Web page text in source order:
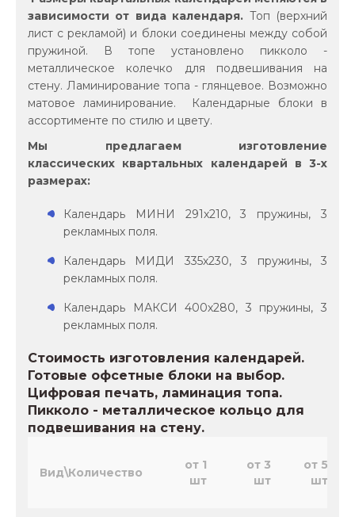
зависимости от вида календаря. Топ (верхний
лист с рекламой) и блоки соединены между собой
пружиной. В топе установлено пикколо -
металлическое колечко для подвешивания на
стену. Ламинирование топа - глянцевое. Возможно
матовое ламинирование. Календарные блоки в
ассортименте по стилю и цвету.
Мы предлагаем изготовление
классических квартальных календарей в 3-х
размерах:
Календарь МИНИ 291х210, 3 пружины, 3
рекламных поля.
Календарь МИДИ 335х230, 3 пружины, 3
рекламных поля.
Календарь МАКСИ 400х280, 3 пружины, 3
рекламных поля.
Стоимость изготовления календарей.
Готовые офсетные блоки на выбор.
Цифровая печать, ламинация топа.
Пикколо - металлическое кольцо для
подвешивания на стену.
Вид\Количество
от 1
шт
от 3
шт
от 5
шт